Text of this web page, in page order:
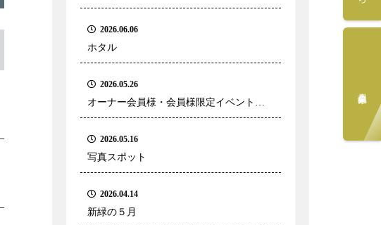
2026.06.06
ホタル
2026.05.26
オーナー会員様・会員様限定イベントの
ご案内
2026.05.16
写真スポット
2026.04.14
新緑の５月